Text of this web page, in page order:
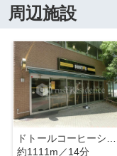
周辺施設
約1111m／14分